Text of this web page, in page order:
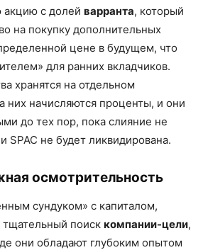
с долей варранта, который
на покупку дополнительных
цене в будущем, что
для ранних вкладчиков.
хранятся на отдельном
них начисляются проценты, и они
до тех пор, пока слияние не
SPAC не будет ликвидирована.
осмотрительность
сундуком» с капиталом,
поиск компании-цели,
они обладают глубоким опытом